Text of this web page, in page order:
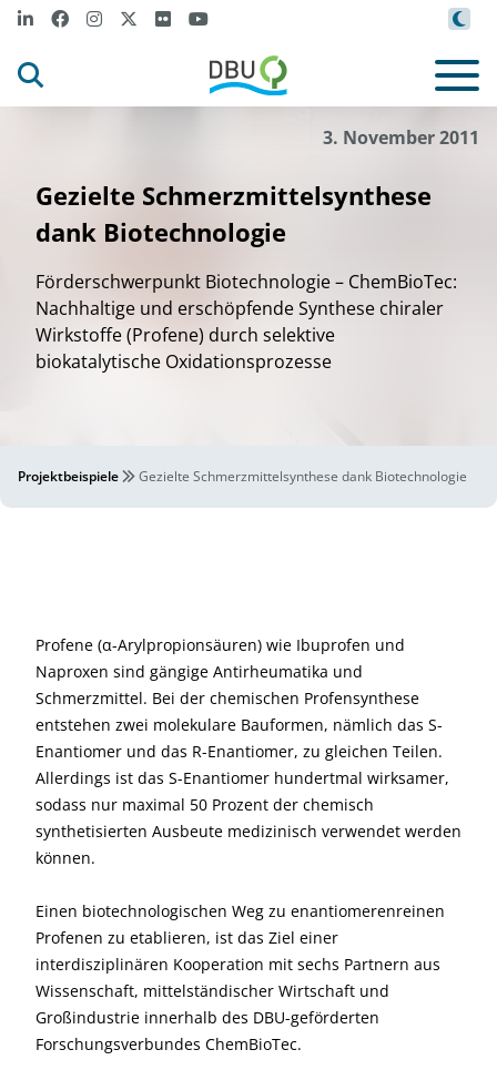
3. November 2011
Gezielte Schmerzmittelsynthese
dank Biotechnologie
Förderschwerpunkt Biotechnologie – ChemBioTec:
Nachhaltige und erschöpfende Synthese chiraler
Wirkstoffe (Profene) durch selektive
biokatalytische Oxidationsprozesse
Projektbeispiele Gezielte Schmerzmittelsynthese dank Biotechnologie
Profene (α-Arylpropionsäuren) wie Ibuprofen und
Naproxen sind gängige Antirheumatika und
Schmerzmittel. Bei der chemischen Profensynthese
entstehen zwei molekulare Bauformen, nämlich das S-
Enantiomer und das R-Enantiomer, zu gleichen Teilen.
Allerdings ist das S-Enantiomer hundertmal wirksamer,
sodass nur maximal 50 Prozent der chemisch
synthetisierten Ausbeute medizinisch verwendet werden
können.
Einen biotechnologischen Weg zu enantiomerenreinen
Profenen zu etablieren, ist das Ziel einer
interdisziplinären Kooperation mit sechs Partnern aus
Wissenschaft, mittelständischer Wirtschaft und
Großindustrie innerhalb des DBU-geförderten
Forschungsverbundes ChemBioTec.